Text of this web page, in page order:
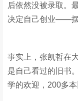
后依然没被录取。
决定自己创业——摆
事实上，张凯哲在
是自己看过的旧书
学的欢迎，200多